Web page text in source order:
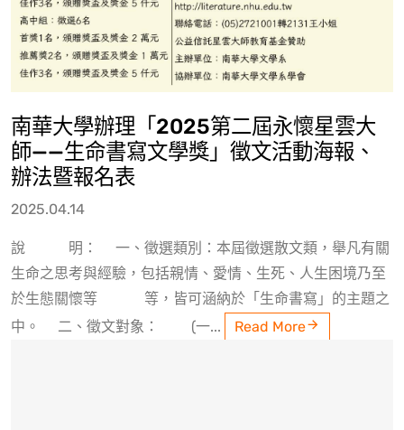
南華大學辦理「2025第二屆永懷星雲大
師——生命書寫文學獎」徵文活動海報、
辦法暨報名表
2025.04.14
說 明： 一、徵選類別：本屆徵選散文類，舉凡有關
生命之思考與經驗，包括親情、愛情、生死、人生困境乃至
於生態關懷等 等，皆可涵納於「生命書寫」的主題之
中。 二、徵文對象： (一...
Read More